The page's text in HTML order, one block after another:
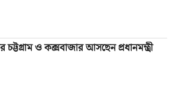
চট্টগ্রাম ও কক্সবাজার আসছেন প্রধানমন্ত্রী